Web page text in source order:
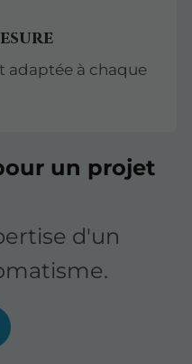
adaptée à chaque
un projet
d'un